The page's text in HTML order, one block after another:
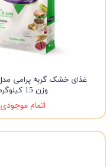
وزن 15 کیلوگرم
اتمام موجودی